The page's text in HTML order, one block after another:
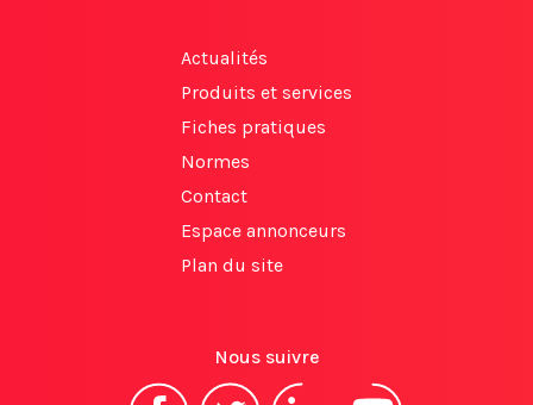
Actualités
Produits et services
Fiches pratiques
Normes
Contact
Espace annonceurs
Plan du site
Nous suivre